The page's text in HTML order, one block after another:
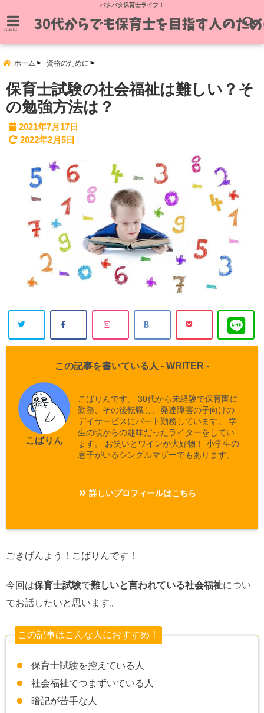
バタバタ保育士ライフ！
menu
ホーム 資格のために
保育士試験の社会福祉は難しい？そ
の勉強方法は？
2021年7月17日
2022年2月5日
この記事を書いている人 - WRITER -
こばりん
こばりんです。 30代から未経験で保育園に
勤務、その後転職し、発達障害の子向けの
デイサービスにパート勤務しています。 学
生の頃からの趣味だったライターをしてい
ます。 お笑いとワインが大好物！ 小学生の
息子がいるシングルマザーでもあります。
詳しいプロフィールはこちら
ごきげんよう！こばりんです！
今回は保育士試験で難しいと言われている社会福祉につい
てお話したいと思います。
この記事はこんな人におすすめ！
保育士試験を控えている人
社会福祉でつまずいている人
暗記が苦手な人